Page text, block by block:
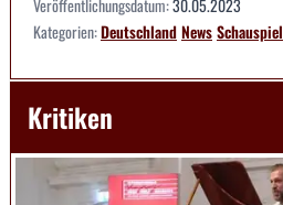
Kategorien:DeutschlandNewsSchauspiel
Kritiken